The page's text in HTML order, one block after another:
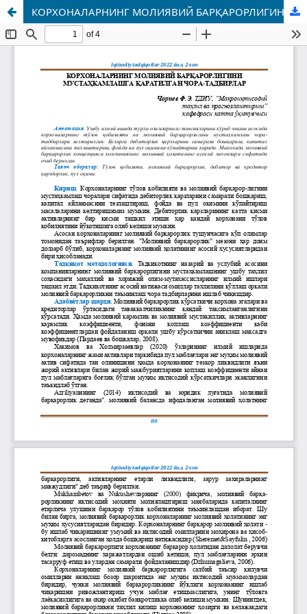
КОРХОНАЛАРНИНГ МОЛИЯВИЙ БАРҚАРОРЛИГИНИ МУСТАҲКАМЛАШГА ҚАРАТИЛГАН ЧОРА-ТАДБИРЛАР